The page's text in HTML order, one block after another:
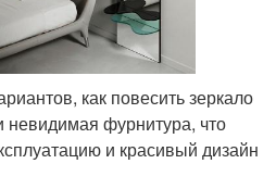
как повесить зеркало
невидимая фурнитура, что
и красивый дизайн